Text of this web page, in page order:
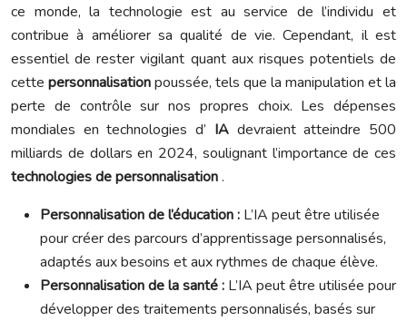
ce monde, la technologie est au service de l’individu et
contribue à améliorer sa qualité de vie. Cependant, il est
essentiel de rester vigilant quant aux risques potentiels de
cette personnalisationpoussée, tels que la manipulation et la
perte de contrôle sur nos propres choix. Les dépenses
mondiales en technologies d’ IA devraient atteindre 500
milliards de dollars en 2024, soulignant l’importance de ces
technologies de personnalisation.
Personnalisation de l’éducation : L’IA peut être utilisée
pour créer des parcours d’apprentissage personnalisés,
adaptés aux besoins et aux rythmes de chaque élève.
Personnalisation de la santé : L’IA peut être utilisée pour
développer des traitements personnalisés, basés sur